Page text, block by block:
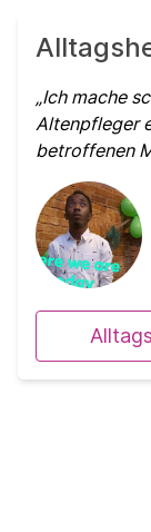
Ich mache
Altenpfleger
betroffenen